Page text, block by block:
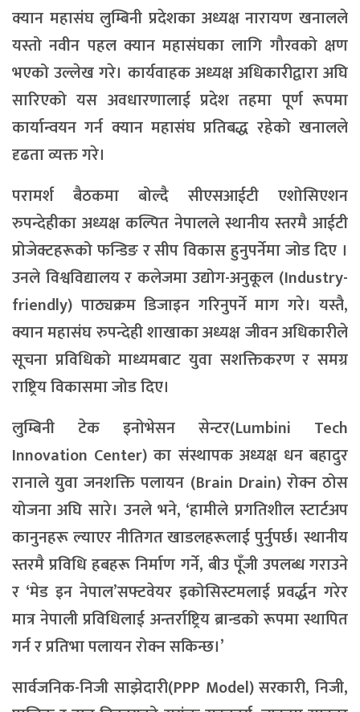
क्यान महासंघ लुम्बिनी प्रदेशका अध्यक्ष नारायण खनालले
यस्तो नवीन पहल क्यान महासंघका लागि गौरवको क्षण
भएको उल्लेख गरे। कार्यवाहक अध्यक्ष अधिकारीद्वारा अघि
सारिएको यस अवधारणालाई प्रदेश तहमा पूर्ण रूपमा
कार्यान्वयन गर्न क्यान महासंघ प्रतिबद्ध रहेको खनालले
दृढता व्यक्त गरे।
परामर्श बैठकमा बोल्दै सीएसआईटी एशोसिएशन
रुपन्देहीका अध्यक्ष कल्पित नेपालले स्थानीय स्तरमै आईटी
प्रोजेक्टहरूको फन्डिङ र सीप विकास हुनुपर्नेमा जोड दिए ।
उनले विश्वविद्यालय र कलेजमा उद्योग-अनुकूल (Industry-
friendly) पाठ्यक्रम डिजाइन गरिनुपर्ने माग गरे। यस्तै,
क्यान महासंघ रुपन्देही शाखाका अध्यक्ष जीवन अधिकारीले
सूचना प्रविधिको माध्यमबाट युवा सशक्तिकरण र समग्र
राष्ट्रिय विकासमा जोड दिए।
लुम्बिनी टेक इनोभेसन सेन्टर(Lumbini Tech
Innovation Center) का संस्थापक अध्यक्ष धन बहादुर
रानाले युवा जनशक्ति पलायन (Brain Drain) रोक्न ठोस
योजना अघि सारे। उनले भने, ‘हामीले प्रगतिशील स्टार्टअप
कानुनहरू ल्याएर नीतिगत खाडलहरूलाई पुर्नुपर्छ। स्थानीय
स्तरमै प्रविधि हबहरू निर्माण गर्ने, बीउ पूँजी उपलब्ध गराउने
र ‘मेड इन नेपाल’सफ्टवेयर इकोसिस्टमलाई प्रवर्द्धन गरेर
मात्र नेपाली प्रविधिलाई अन्तर्राष्ट्रिय ब्रान्डको रूपमा स्थापित
गर्न र प्रतिभा पलायन रोक्न सकिन्छ।’
सार्वजनिक-निजी साझेदारी(PPP Model) सरकारी, निजी,